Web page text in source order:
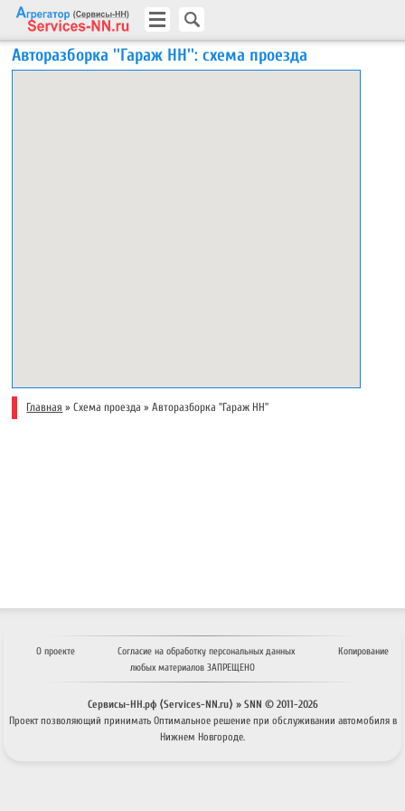
Авторазборка ''Гараж НН'': схема проезда
Главная »Схема проезда »Авторазборка ''Гараж НН''
О проекте Согласие на обработку персональных данных
Копирование
любых материалов ЗАПРЕЩЕНО
Сервисы-НН.рф ⟨Services-NN.ru⟩ » SNN © 2011-2026
Проект позволяющий принимать Оптимальное решениепри обслуживании автомобиля в
Нижнем Новгороде.